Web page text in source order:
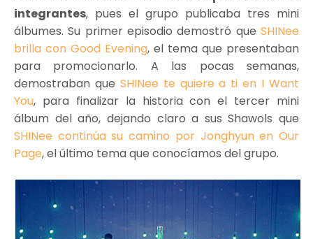
integrantes, pues el grupo publicaba tres mini
álbumes. Su primer episodio demostró que SHINee
brilla con Good Evening, el tema que presentaban
para promocionarlo. A las pocas semanas,
demostraban que SHINee te quiere a ti en I Want
You, para finalizar la historia con el tercer mini
álbum del año, dejando claro a sus Shawols que
SHINee continúa su camino por Jonghyun en Our
Page, el último tema que conocíamos del grupo.